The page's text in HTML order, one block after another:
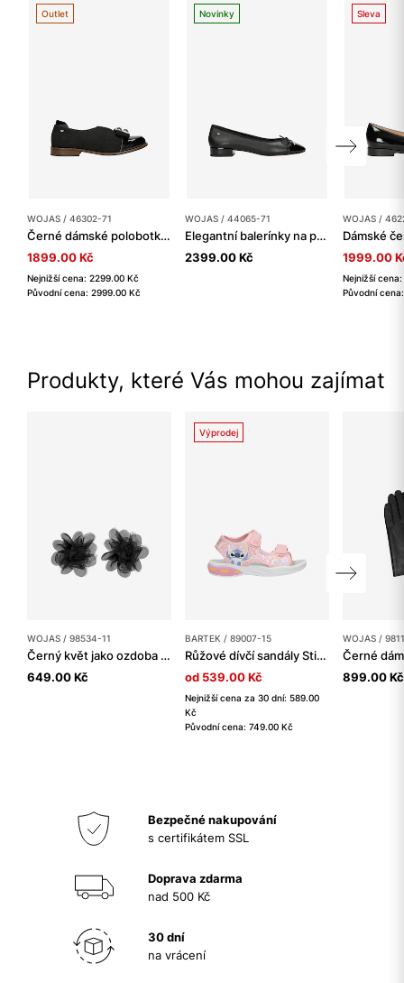
Outlet
WOJAS / 46302-71
Černé dámské polobotky s ozdobným výřezem a mašlí
1899.00 Kč
Nejnižší cena: 2299.00 Kč
Původní cena: 2999.00 Kč
Novinky
WOJAS / 44065-71
Elegantní balerínky na podpatku s lesklou špičkou
2399.00 Kč
Sleva
WOJAS /
1999.00
Nejnižší
Původní
Produkty, které Vás mohou zajímat
WOJAS / 98534-11
Černý květ jako ozdoba na boty ve formě klipsu
649.00 Kč
Výprodej
BARTEK / 89007-15
Růžové dívčí sandály Stitch se svítící podrážkou BARTEK 89007-15
od 539.00 Kč
Nejnižší cena za 30 dní: 589.00
Kč
Původní cena: 749.00 Kč
WOJAS /
899.00 Kč
Bezpečné nakupování
s certifikátem SSL
Doprava zdarma
nad 500 Kč
30 dní
na vrácení